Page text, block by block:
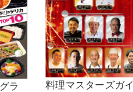
ラ
料理マスターズガイ